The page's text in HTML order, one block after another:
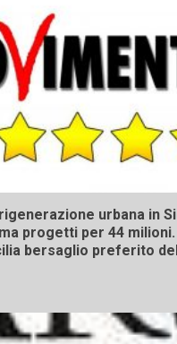
urbana in
progetti per 44
bersaglio preferito